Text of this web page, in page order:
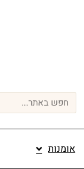
אומנות